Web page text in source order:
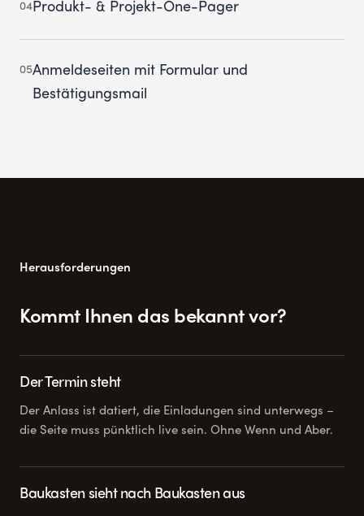
04 Produkt- & Projekt-One-Pager
05Anmeldeseiten mit Formular und
Bestätigungsmail
Herausforderungen
Kommt Ihnen das bekannt vor?
Der Termin steht
Der Anlass ist datiert, die Einladungen sind unterwegs –
die Seite muss pünktlich live sein. Ohne Wenn und Aber.
Baukasten sieht nach Baukasten aus